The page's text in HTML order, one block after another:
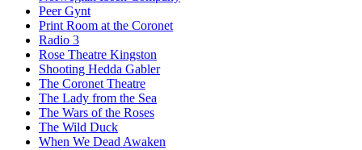
Peer Gynt
Print Room at the Coronet
Radio 3
Rose Theatre Kingston
Shooting Hedda Gabler
The Coronet Theatre
The Lady from the Sea
The Wars of the Roses
The Wild Duck
When We Dead Awaken